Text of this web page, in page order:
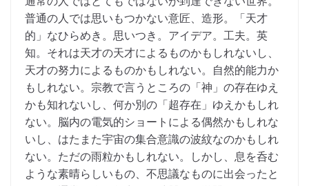
普通の人では思いもつかない意匠、造形。「天才
的」なひらめき。思いつき。アイデア。工夫。英
知。それは天才の天才によるものかもしれないし、
天才の努力によるものかもしれない。自然的能力か
もしれない。宗教で言うところの「神」の存在ゆえ
かも知れないし、何か別の「超存在」ゆえかもしれ
ない。脳内の電気的ショートによる偶然かもしれな
いし、はたまた宇宙の集合意識の波紋なのかもしれ
ない。ただの雨粒かもしれない。しかし、息を呑む
ような素晴らしいもの、不思議なものに出会ったと